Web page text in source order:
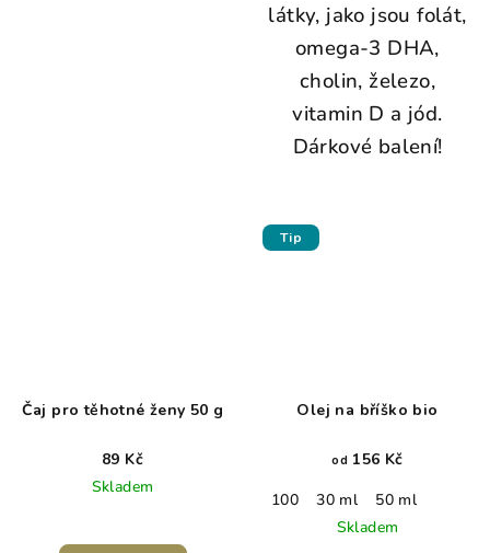
látky, jako jsou folát,
omega-3 DHA,
cholin, železo,
vitamin D a jód.
Dárkové balení!
Čaj pro těhotné ženy 50 g
89 Kč
Skladem
Tip
Olej na bříško bio
od 156 Kč
100
30 ml
50 ml
Skladem